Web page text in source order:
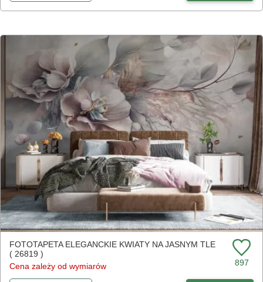
FOTOTAPETA ELEGANCKIE KWIATY NA JASNYM TLE
( 26819 )
Cena zależy od wymiarów
897